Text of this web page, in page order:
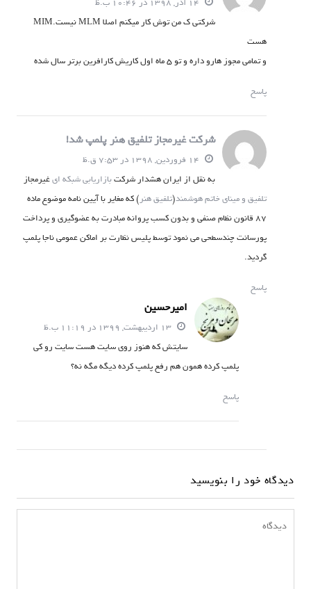
شرکتی ک من توش کار میکنم اصلا MLM نیست.MIM
هست
و تمامی مجوز هارو داره و تو ۵ ماه اول کاریش کارافرین برتر سال شده
پاسخ
شرکت غیرمجاز تلفیق هنر پلمپ شد!
به نقل از ایران هشدار شرکتبازاریابی شبکه ایغیرمجاز
تلفیق و مینای خاتم هوشمند(تلفیق هنر ) که مغایر با آیین نامه موضوع ماده
۸۷ قانون نظام صنفی و بدون کسب پروانه مبادرت به عضوگیری و پرداخت
پورسانت چندسطحی می نمود توسط پلیس نظارت بر اماکن عمومی ناجا پلمپ
گردید.
پاسخ
امیرحسین
13 اردیبهشت, 1399 در 11:19 ب.ظ
سایتش که هنوز روی سایت هست سایت رو کی
پلمپ کرده همون هم رفع پلمپ کرده دیگه مگه نه؟
پاسخ
دیدگاه خود را بنویسید